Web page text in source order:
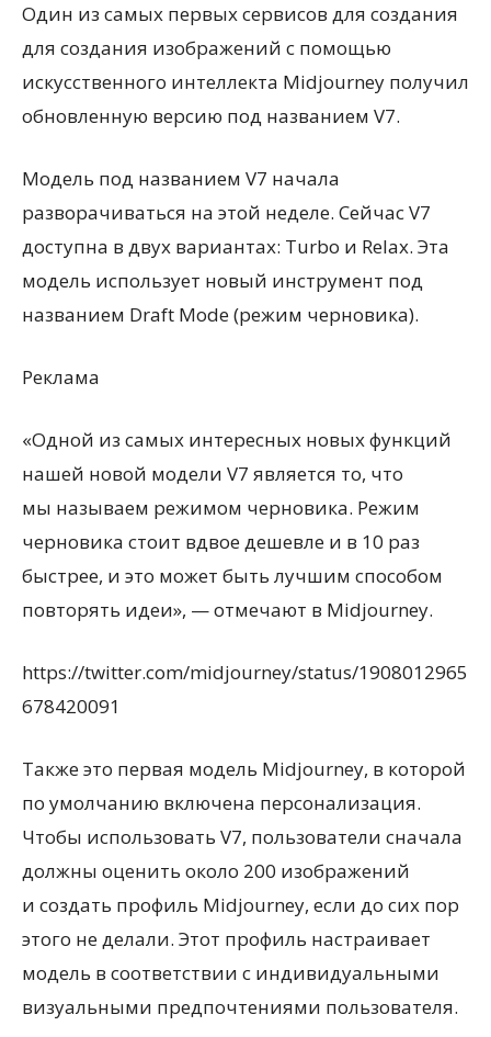
Один из самых первых сервисов для создания
для создания изображений с помощью
искусственного интеллекта Midjourney получил
обновленную версию под названием V7.
Модель под названием V7 начала
разворачиваться на этой неделе. Сейчас V7
доступна в двух вариантах: Turbo и Relax. Эта
модель использует новый инструмент под
названием Draft Mode(режим черновика).
Реклама
«Одной из самых интересных новых функций
нашей новой модели V7 является то, что
мы называем режимом черновика. Режим
черновика стоит вдвое дешевле и в 10 раз
быстрее, и это может быть лучшим способом
повторять идеи», — отмечают в Midjourney.
https://twitter.com/midjourney/status/1908012965
678420091
Также это первая модель Midjourney, в которой
по умолчанию включена персонализация.
Чтобы использовать V7, пользователи сначала
должны оценить около 200 изображений
и создать профиль Midjourney, если до сих пор
этого не делали. Этот профиль настраивает
модель в соответствии с индивидуальными
визуальными предпочтениями пользователя.